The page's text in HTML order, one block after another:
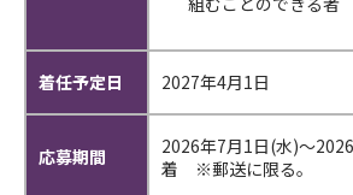
着任予定日 2027年4月1日
応募期間
2026年7月1日(水)～
着 ※郵送に限る。